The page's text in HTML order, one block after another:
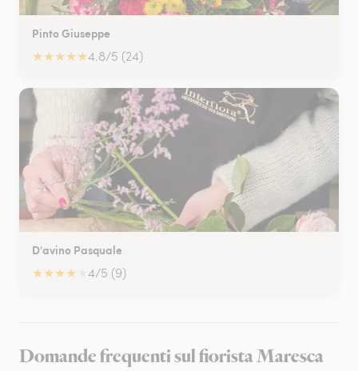
Pinto Giuseppe
★★★★★4.8/5 (24)
D'avino Pasquale
★★★★ 4/5 (9)
Domande frequenti sul fiorista Maresca